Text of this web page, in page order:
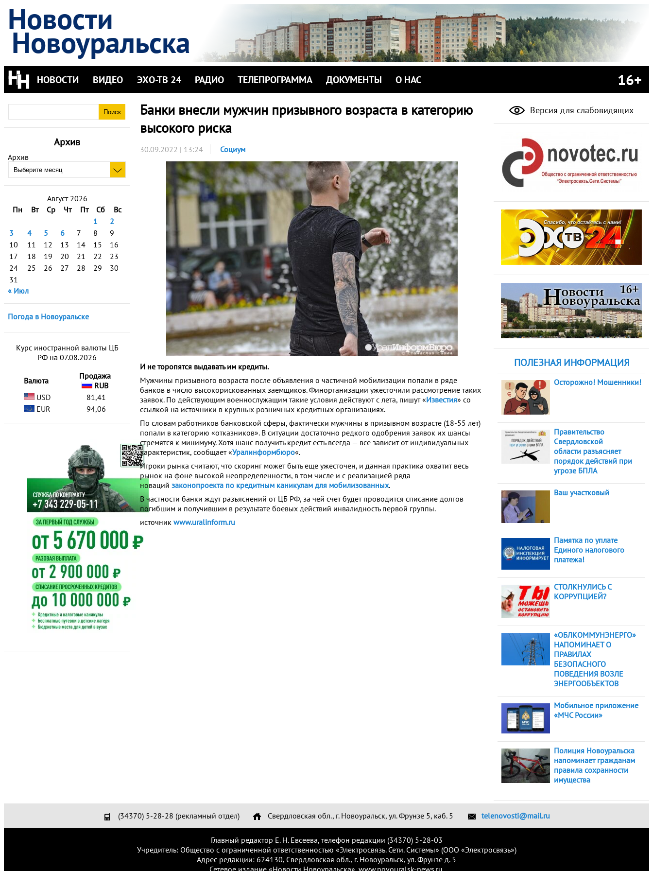
Новости
Новоуральска
НОВОСТИ ВИДЕО ЭХО-ТВ 24 РАДИО ТЕЛЕПРОГРАММА ДОКУМЕНТЫ О НАС 16+
Архив
Архив
Август 2026
Пн
Вт Ср Чт Пт Сб
Вс
1
2
3
4 5 6 7 8
9
10
11 12 13 14 15
16
17
18 19 20 21 22
23
24
25 26 27 28 29
30
31
« Июл
Погода в Новоуральске
Курс иностранной валюты ЦБ
РФ на 07.08.2026
Валюта
Продажа
RUB
USD
81,41
EUR
94,06
Банки внесли мужчин призывного возраста в категорию
высокого риска
30.09.2022 | 13:24 Социум
И не торопятся выдавать им кредиты.
Мужчины призывного возраста после объявления о частичной мобилизации попали в ряде
банков в число высокорискованных заемщиков. Финорганизации ужесточили рассмотрение таких
заявок. По действующим военнослужащим такие условия действуют с лета, пишут «Известия» со
ссылкой на источники в крупных розничных кредитных организациях.
По словам работников банковской сферы, фактически мужчины в призывном возрасте (18-55 лет)
попали в категорию «отказников». В ситуации достаточно редкого одобрения заявок их шансы
стремятся к минимуму. Хотя шанс получить кредит есть всегда — все зависит от индивидуальных
характеристик, сообщает «Уралинформбюро«.
Игроки рынка считают, что скоринг может быть еще ужесточен, и данная практика охватит весь
рынок на фоне высокой неопределенности, в том числе и с реализацией ряда
новаций законопроекта по кредитным каникулам для мобилизованных.
В частности банки ждут разъяснений от ЦБ РФ, за чей счет будет проводится списание долгов
погибшим и получившим в результате боевых действий инвалидность первой группы.
источник www.uralinform.ru
Версия для слабовидящих
ПОЛЕЗНАЯ ИНФОРМАЦИЯ
Осторожно! Мошенники!
Правительство
Свердловской
области разъясняет
порядок действий при
угрозе БПЛА
Ваш участковый
Памятка по уплате
Единого налогового
платежа!
СТОЛКНУЛИСЬ С
КОРРУПЦИЕЙ?
«ОБЛКОММУНЭНЕРГО»
НАПОМИНАЕТ О
ПРАВИЛАХ
БЕЗОПАСНОГО
ПОВЕДЕНИЯ ВОЗЛЕ
ЭНЕРГООБЪЕКТОВ
Мобильное приложение
«МЧС России»
Полиция Новоуральска
напоминает гражданам
правила сохранности
имущества
(34370) 5-28-28 (рекламный отдел) Свердловская обл., г. Новоуральск, ул. Фрунзе 5, каб. 5 telenovosti@mail.ru
Главный редактор Е. Н. Евсеева, телефон редакции (34370) 5-28-03
Учредитель: Общество с ограниченной ответственностью «Электросвязь. Сети. Системы» (ООО «Электросвязь»)
Адрес редакции: 624130, Свердловская обл., г. Новоуральск, ул. Фрунзе д. 5